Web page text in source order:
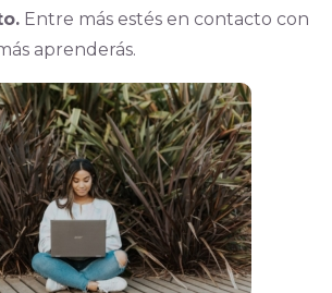
Entre más estés en contacto con
aprenderás.